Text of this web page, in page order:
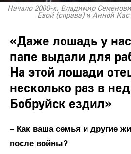
Начало 2000-х. Владимир
Евой (справа) и Анной
«Даже лошадь у
папе выдали для
На этой лошади
несколько раз в
Бобруйск ездил»
– Как ваша семья и другие
после войны?